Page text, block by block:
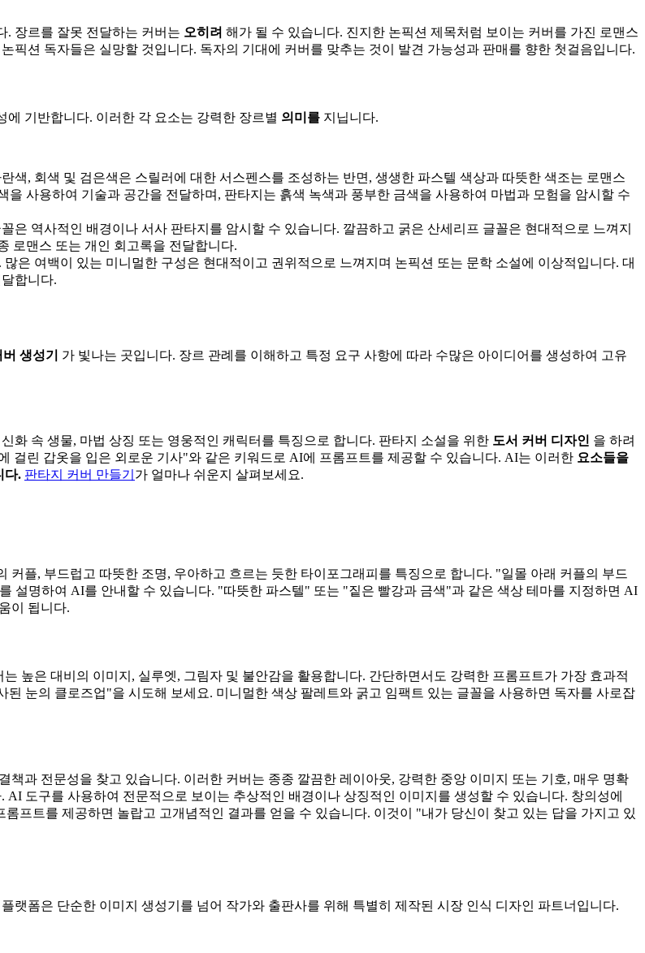
. 장르를 잘못 전달하는 커버는 오히려 해가 될 수 있습니다. 진지한 논픽션 제목처럼 보이는 커버를 가진 로맨스
픽션 독자들은 실망할 것입니다. 독자의 기대에 커버를 맞추는 것이 발견 가능성과 판매를 향한 첫걸음입니다.
기반합니다. 이러한 각 요소는 강력한 장르별 의미를 지닙니다.
색, 회색 및 검은색은 스릴러에 대한 서스펜스를 조성하는 반면, 생생한 파스텔 색상과 따뜻한 색조는 로맨스
사용하여 기술과 공간을 전달하며, 판타지는 흙색 녹색과 풍부한 금색을 사용하여 마법과 모험을 암시할 수
은 역사적인 배경이나 서사 판타지를 암시할 수 있습니다. 깔끔하고 굵은 산세리프 글꼴은 현대적으로 느껴지
로맨스 또는 개인 회고록을 전달합니다.
은 여백이 있는 미니멀한 구성은 현대적이고 권위적으로 느껴지며 논픽션 또는 문학 소설에 이상적입니다. 대
합니다.
생성기
가 빛나는 곳입니다. 장르 관례를 이해하고 특정 요구 사항에 따라 수많은 아이디어를 생성하여 고유
화 속 생물, 마법 상징 또는 영웅적인 캐릭터를 특징으로 합니다. 판타지 소설을 위한 도서 커버 디자인 을 하려
걸린 갑옷을 입은 외로운 기사"와 같은 키워드로 AI에 프롬프트를 제공할 수 있습니다. AI는 이러한 요소들을
다. 판타지 커버 만들기 가 얼마나 쉬운지 살펴보세요.
플, 부드럽고 따뜻한 조명, 우아하고 흐르는 듯한 타이포그래피를 특징으로 합니다. "일몰 아래 커플의 부드
설명하여 AI를 안내할 수 있습니다. "따뜻한 파스텔" 또는 "짙은 빨강과 금색"과 같은 색상 테마를 지정하면 AI
이 됩니다.
높은 대비의 이미지, 실루엣, 그림자 및 불안감을 활용합니다. 간단하면서도 강력한 프롬프트가 가장 효과적
눈의 클로즈업"을 시도해 보세요. 미니멀한 색상 팔레트와 굵고 임팩트 있는 글꼴을 사용하면 독자를 사로잡
책과 전문성을 찾고 있습니다. 이러한 커버는 종종 깔끔한 레이아웃, 강력한 중앙 이미지 또는 기호, 매우 명확
도구를 사용하여 전문적으로 보이는 추상적인 배경이나 상징적인 이미지를 생성할 수 있습니다. 창의성에
프트를 제공하면 놀랍고 고개념적인 결과를 얻을 수 있습니다. 이것이 "내가 당신이 찾고 있는 답을 가지고 있
랫폼은 단순한 이미지 생성기를 넘어 작가와 출판사를 위해 특별히 제작된 시장 인식 디자인 파트너입니다.